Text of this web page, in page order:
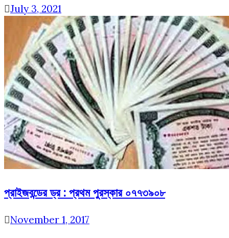
July 3, 2021
প্রাইজবন্ডের ড্র : প্রথম পুরস্কার ০৭৭৩৯০৮
November 1, 2017